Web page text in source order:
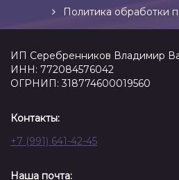
Политика обработки
ИП Серебренников Владимир
ИНН: 772084576042
ОГРНИП: 318774600019560
Контакты:
+7 (991) 641-42-45
Наша почта: